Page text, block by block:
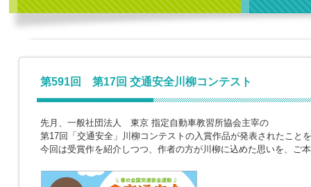
第591回 第17回 交通安全川柳コンテスト
先月、一般社団法人 東京 指定自動車教習所協会主宰の
第17回「交通安全」川柳コンテストの入賞作品が発表されたこと
今回は受賞作を紹介しつつ、作者の方が川柳に込めた思いを、ご